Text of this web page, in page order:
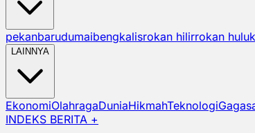
pekanbarudumaibengkalisrokan hilirrokan hulu
LAINNYA
EkonomiOlahragaDuniaHikmahTeknologi
INDEKS BERITA +